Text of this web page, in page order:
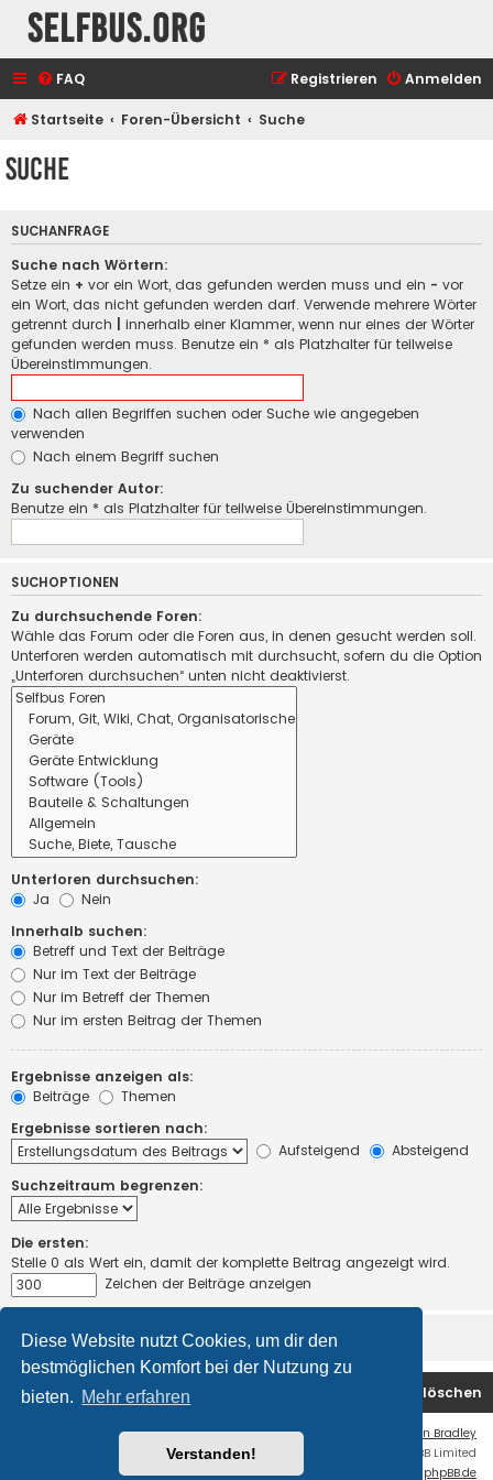
Diese Website nutzt Cookies, um dir den
bestmöglichen Komfort bei der Nutzung zu
bieten. Mehr erfahren
Verstanden!
selfbus.org
FAQ Anmelden
Registrieren
Startseite Foren-Übersicht Suche
Suche
SUCHANFRAGE
Suche nach Wörtern:
Setze ein + vor ein Wort, das gefunden werden muss und ein - vor
ein Wort, das nicht gefunden werden darf. Verwende mehrere Wörter
getrennt durch
innerhalb einer Klammer, wenn nur eines der Wörter
gefunden werden muss. Benutze ein * als Platzhalter für teilweise
Übereinstimmungen.
Nach allen Begriffen suchen oder Suche wie angegeben
verwenden
Nach einem Begriff suchen
Zu suchender Autor:
Benutze ein * als Platzhalter für teilweise Übereinstimmungen.
SUCHOPTIONEN
Zu durchsuchende Foren:
Wähle das Forum oder die Foren aus, in denen gesucht werden soll.
Unterforen werden automatisch mit durchsucht, sofern du die Option
„Unterforen durchsuchen“ unten nicht deaktivierst.
Unterforen durchsuchen:
Ja
Nein
Innerhalb suchen:
Betreff und Text der Beiträge
Nur im Text der Beiträge
Nur im Betreff der Themen
Nur im ersten Beitrag der Themen
Ergebnisse anzeigen als:
Beiträge
Themen
Ergebnisse sortieren nach:
Aufsteigend
Absteigend
Suchzeitraum begrenzen:
Die ersten:
Stelle 0 als Wert ein, damit der komplette Beitrag angezeigt wird.
Zeichen der Beiträge anzeigen
Startseite Foren-Übersicht Alle Cookies löschen
Ian Bradley
Powered byphpBB
® Forum Software © phpBB Limited
Deutsche Übersetzung durch phpBB.de